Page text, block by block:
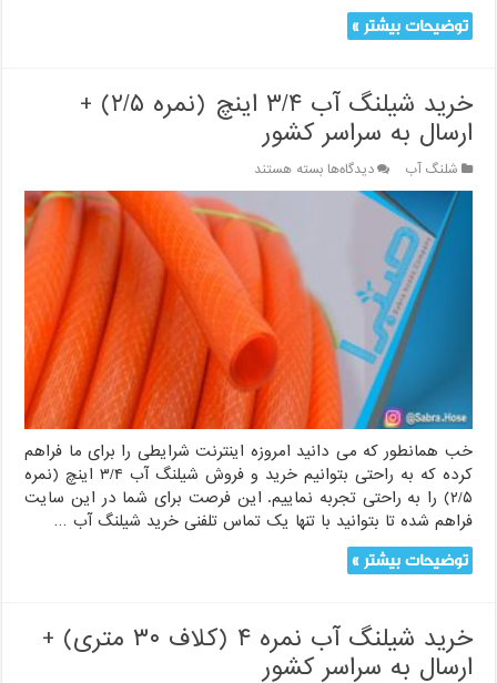
توضیحات بیشتر »
خرید شیلنگ آب ۳/۴ اینچ (نمره ۲/۵) +
ارسال به سراسر کشور
شلنگ آب دیدگاه‌هابرای
خرید
اینچ
(نمره
+
سراسر
بسته هستند
خب همانطور که می دانید امروزه اینترنت شرایطی را برای ما فراهم
کرده که به راحتی بتوانیم خرید و فروش شیلنگ آب ۳/۴ اینچ (نمره
۲/۵) را به راحتی تجربه نماییم. این فرصت برای شما در این سایت
فراهم شده تا بتوانید با تنها یک تماس تلفنی خرید شیلنگ آب …
توضیحات بیشتر »
خرید شیلنگ آب نمره ۴ (کلاف ۳۰ متری) +
ارسال به سراسر کشور